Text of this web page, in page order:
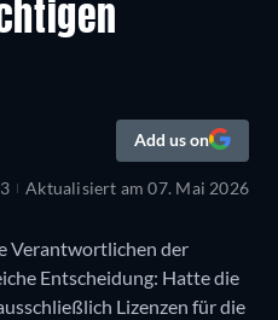
Add us on
Aktualisiert am07. Mai 2026
Verantwortlichen der
Entscheidung: Hatte die
Lizenzen für die